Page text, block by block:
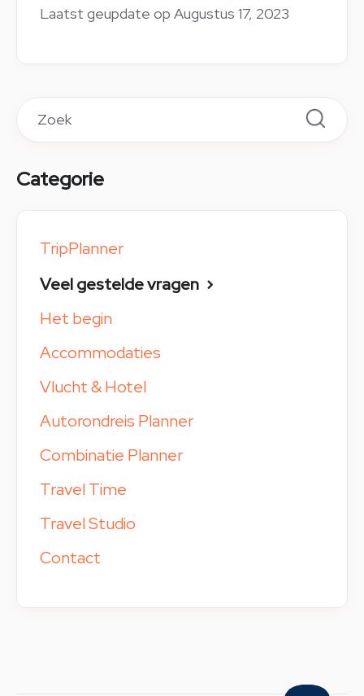
Laatst geupdate op Augustus 17, 2023
Categorie
TripPlanner
Veel gestelde vragen
Het begin
Accommodaties
Vlucht & Hotel
Autorondreis Planner
Combinatie Planner
Travel Time
Travel Studio
Contact